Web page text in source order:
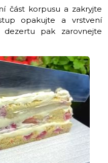
část korpusu a zakryjte
opakujte a vrstvení
dezertu pak zarovnejte